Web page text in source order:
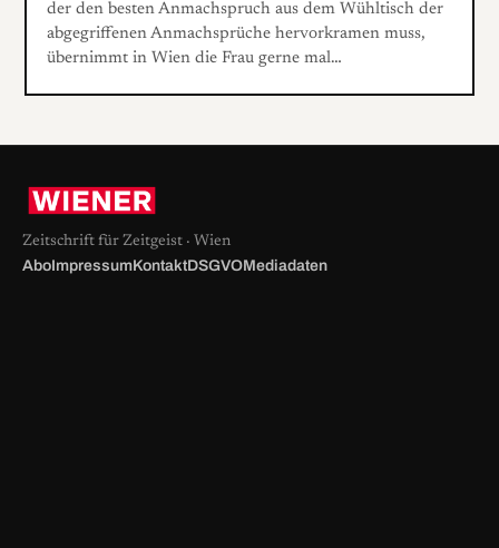
der den besten Anmachspruch aus dem Wühltisch der
abgegriffenen Anmachsprüche hervorkramen muss,
übernimmt in Wien die Frau gerne mal…
Zeitschrift für Zeitgeist · Wien
AboImpressumKontaktDSGVOMediadaten